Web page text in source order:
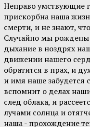
Неправо умствующие
прискорбна наша
смерти, и не знают,
Случайно мы
дыхание в ноздрях
движении нашего
обратится в прах, и
и имя наше забудется
вспомнит о делах
след облака, и
лучами солнца и
наша - прохождение